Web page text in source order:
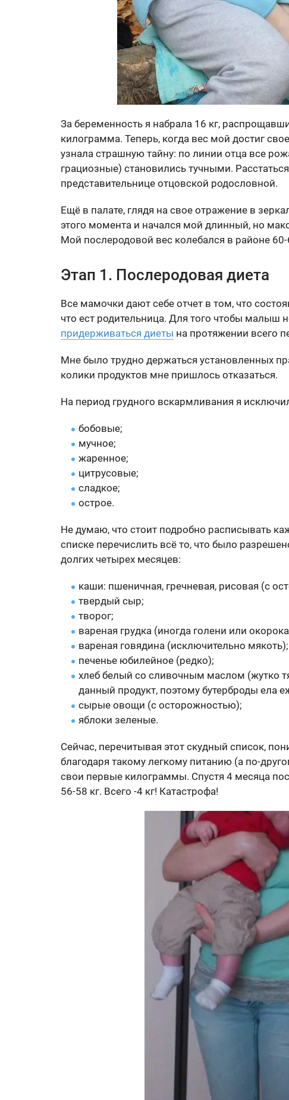
За беременность я набрала 16 кг,
килограмма. Теперь, когда вес мой достиг
узнала страшную тайну: по линии отца все
грациозные) становились тучными.
представительнице отцовской родословной.
Ещё в палате, глядя на свое отражение в
этого момента и начался мой длинный, но
Мой послеродовой вес колебался в районе 60-
Этап 1. Послеродовая диета
Все мамочки дают себе отчет в том, что
что ест родительница. Для того чтобы малыш
придерживаться диеты на протяжении всего
Мне было трудно держаться установленных
колики продуктов мне пришлось отказаться.
На период грудного вскармливания я
бобовые;
мучное;
жаренное;
цитрусовые;
сладкое;
острое.
Не думаю, что стоит подробно расписывать
списке перечислить всё то, что было
долгих четырех месяцев:
каши: пшеничная, гречневая, рисовая (с
твердый сыр;
творог;
вареная грудка (иногда голени или
вареная говядина (исключительно мякоть);
печенье юбилейное (редко);
хлеб белый со сливочным маслом (жутко
данный продукт, поэтому бутерброды ела
сырые овощи (с осторожностью);
яблоки зеленые.
Сейчас, перечитывая этот скудный список,
благодаря такому легкому питанию (а по-
свои первые килограммы. Спустя 4 месяца
56-58 кг. Всего -4 кг! Катастрофа!